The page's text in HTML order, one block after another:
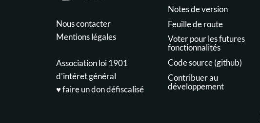
Nous contacter
Mentions légales
Association loi 1901
d'intéret général
♥️ faire un don défiscalisé
Notes de version
Feuille de route
Voter pour les futures
fonctionnalités
Code source (github)
Contribuer au
développement